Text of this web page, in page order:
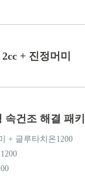
+ 진정머미
속건조 해결 패
+ 글루타치온1200